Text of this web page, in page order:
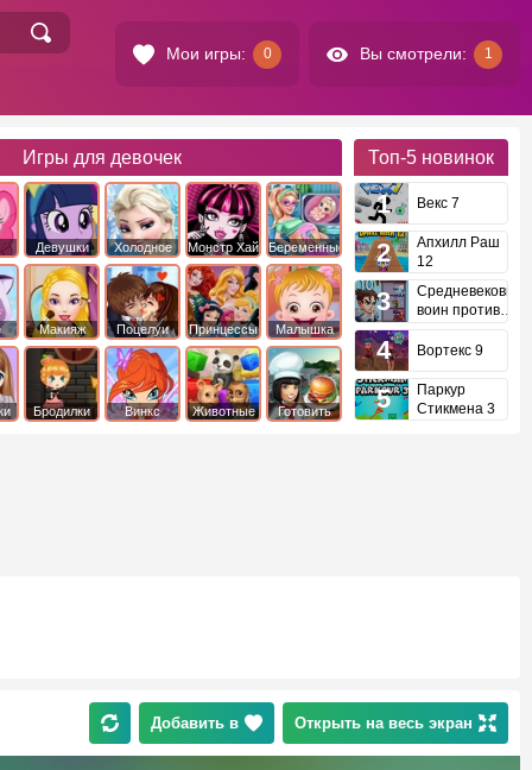
Мои игры: 0 Вы смотрели: 1
Игры для девочек
Девушки
Эквестрии
Холодное
Сердце
Монстр Хай Беременные
Макияж Поцелуи
Принцессы
Диснея
Малышка
Хейзел
Бродилки Винкс Животные
Готовить
Топ-5 новинок
Векс 7
Апхилл Раш
12
Средневековый
воин против
Вортекс 9
Паркур
Стикмена 3
Добавить в Открыть на весь экран